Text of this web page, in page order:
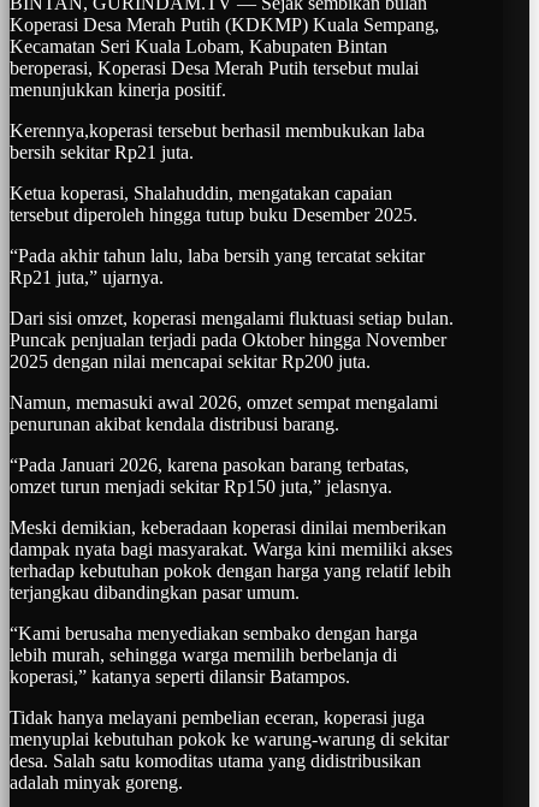
Koperasi Desa Merah Putih (KDKMP) Kuala Sempang,
Kecamatan Seri Kuala Lobam, Kabupaten Bintan
beroperasi, Koperasi Desa Merah Putih tersebut mulai
menunjukkan kinerja positif.
Kerennya,koperasi tersebut berhasil membukukan laba
bersih sekitar Rp21 juta.
Ketua koperasi, Shalahuddin, mengatakan capaian
tersebut diperoleh hingga tutup buku Desember 2025.
“Pada akhir tahun lalu, laba bersih yang tercatat sekitar
Rp21 juta,” ujarnya.
Dari sisi omzet, koperasi mengalami fluktuasi setiap bulan.
Puncak penjualan terjadi pada Oktober hingga November
2025 dengan nilai mencapai sekitar Rp200 juta.
Namun, memasuki awal 2026, omzet sempat mengalami
penurunan akibat kendala distribusi barang.
“Pada Januari 2026, karena pasokan barang terbatas,
omzet turun menjadi sekitar Rp150 juta,” jelasnya.
Meski demikian, keberadaan koperasi dinilai memberikan
dampak nyata bagi masyarakat. Warga kini memiliki akses
terhadap kebutuhan pokok dengan harga yang relatif lebih
terjangkau dibandingkan pasar umum.
“Kami berusaha menyediakan sembako dengan harga
lebih murah, sehingga warga memilih berbelanja di
koperasi,” katanya seperti dilansir Batampos.
Tidak hanya melayani pembelian eceran, koperasi juga
menyuplai kebutuhan pokok ke warung-warung di sekitar
desa. Salah satu komoditas utama yang didistribusikan
adalah minyak goreng.